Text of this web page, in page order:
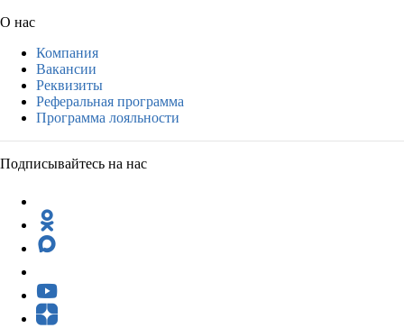
О нас
Компания
Вакансии
Реквизиты
Реферальная программа
Программа лояльности
Подписывайтесь на нас